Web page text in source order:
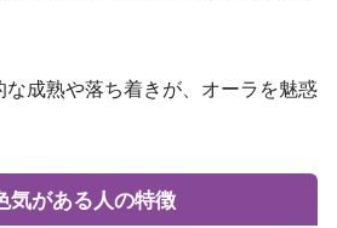
成熟や落ち着きが、オーラを魅惑
気がある人の特徴